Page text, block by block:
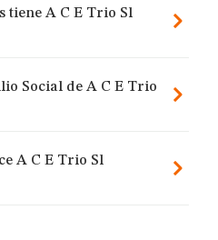
tiene A C E Trio Sl
Social de A C E Trio
A C E Trio Sl